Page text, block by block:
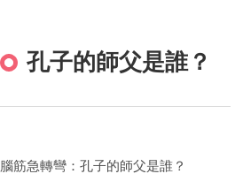
孔子的師父是誰？
腦筋急轉彎：孔子的師父是誰？